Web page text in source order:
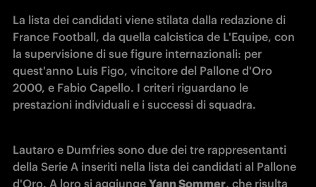
La lista dei candidati viene stilata dalla redazione di
France Football, da quella calcistica de L'Equipe, con
la supervisione di sue figure internazionali: per
quest'anno Luis Figo, vincitore del Pallone d'Oro
2000, e Fabio Capello. I criteri riguardano le
prestazioni individuali e i successi di squadra.
Lautaro e Dumfries sono due dei tre rappresentanti
della Serie A inseriti nella lista dei candidati al Pallone
d'Oro. A loro si aggiunge Yann Sommer, che risulta